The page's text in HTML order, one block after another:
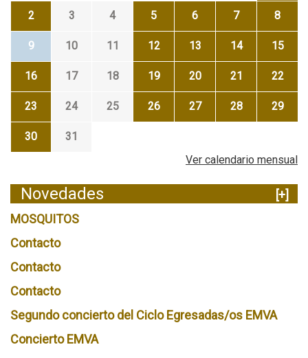
2 3 4 5 6 7 8
9 10 11 12 13 14 15
16 17 18 19 20 21 22
23 24 25 26 27 28 29
30
31
Ver calendario mensual
Novedades
[+]
MOSQUITOS
Contacto
Contacto
Contacto
Segundo concierto del Ciclo Egresadas/os EMVA
Concierto EMVA